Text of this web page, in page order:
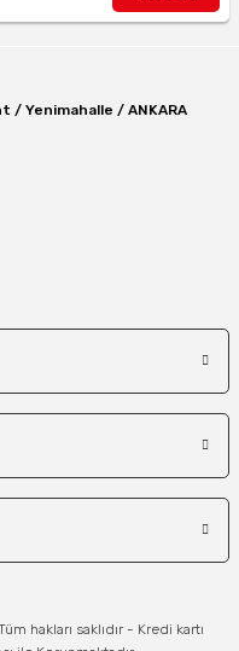
/ Yenimahalle / ANKARA
hakları saklıdır - Kredi kartı